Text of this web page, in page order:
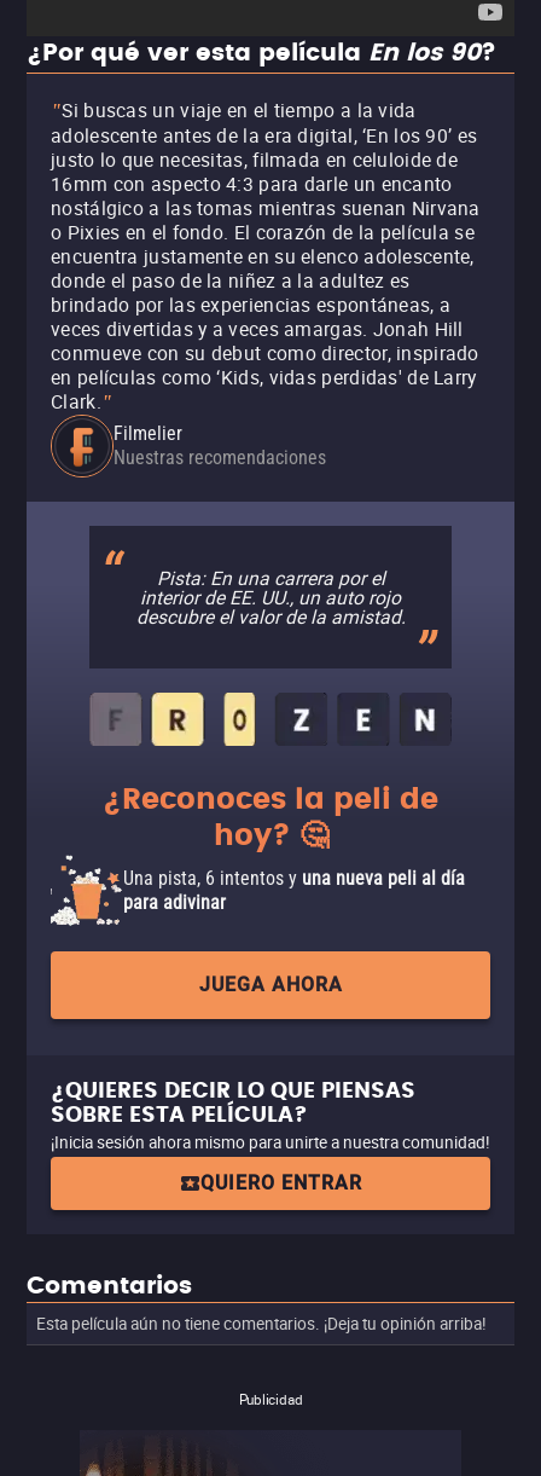
¿Por qué ver esta película En los 90?
"Si buscas un viaje en el tiempo a la vida
adolescente antes de la era digital, ‘En los 90’ es
justo lo que necesitas, filmada en celuloide de
16mm con aspecto 4:3 para darle un encanto
nostálgico a las tomas mientras suenan Nirvana
o Pixies en el fondo. El corazón de la película se
encuentra justamente en su elenco adolescente,
donde el paso de la niñez a la adultez es
brindado por las experiencias espontáneas, a
veces divertidas y a veces amargas. Jonah Hill
conmueve con su debut como director, inspirado
en películas como ‘Kids, vidas perdidas' de Larry
Clark."
Filmelier
Nuestras recomendaciones
Pista: En una carrera por el
interior de EE. UU., un auto rojo
descubre el valor de la amistad.
¿Reconoces la peli de
hoy? 🤔
Una pista, 6 intentos y una nueva peli al día
para adivinar
JUEGA AHORA
¿QUIERES DECIR LO QUE PIENSAS
SOBRE ESTA PELÍCULA?
¡Inicia sesión ahora mismo para unirte a nuestra comunidad!
QUIERO ENTRAR
Comentarios
Esta película aún no tiene comentarios. ¡Deja tu opinión arriba!
Publicidad